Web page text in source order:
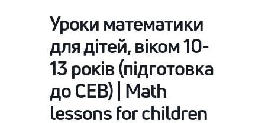
Уроки математики
для дітей, віком 10-
13 років (підготовка
до СЕВ) | Math
lessons for children